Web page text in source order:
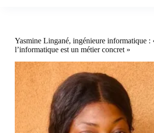
Yasmine Lingané, ingénieure informatique :
l’informatique est un métier concret »